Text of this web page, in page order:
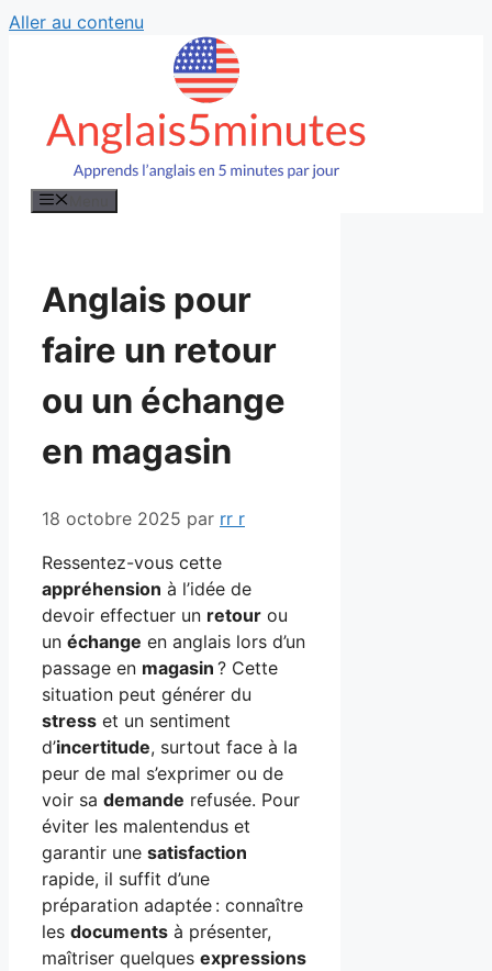
Aller au contenu
Anglais pour
faire un retour
ou un échange
en magasin
18 octobre 2025 par rr r
Ressentez-vous cette
appréhension à l’idée de
devoir effectuer un retour ou
un échange en anglais lors d’un
passage en magasin ? Cette
situation peut générer du
stress et un sentiment
d’incertitude, surtout face à la
peur de mal s’exprimer ou de
voir sa demande refusée. Pour
éviter les malentendus et
garantir une satisfaction
rapide, il suffit d’une
préparation adaptée : connaître
les documents à présenter,
maîtriser quelques expressions